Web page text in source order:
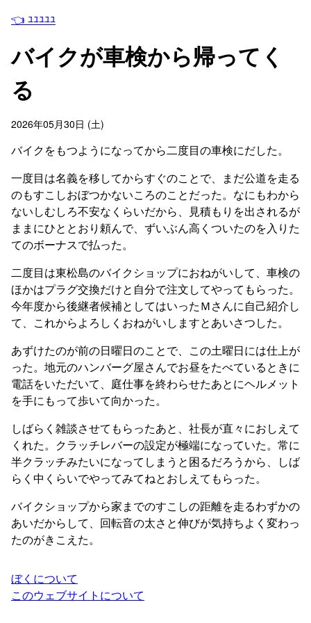
👈 ﾕﾕﾕﾕﾕ
バイクが車検から帰ってく
る
2026年05月30日 (土)
バイクをもつようになってから二度目の車検にだした。
一度目は名義を移してからすぐのことで、まだ公道を走る
のもすこしおぼつかないころのことだった。なにもわから
ないしむしろ不安なくらいだから、見積もりを出されるが
ままにひととおり頼んで、ずいぶん高くついたのを入りた
てのボーナスで払った。
二度目は東松島のバイクショップにおねがいして、車検の
ほかはプラグ交換だけと自分で注文してやってもらった。
今年度から後継者候補としてはいったＭさんに自己紹介し
て、これからよろしくおねがいしますとあいさつした。
あずけたのが前の日曜日のことで、この土曜日には仕上が
った。地元のハンバーグ屋さんでお昼をたべているときに
電話をいただいて、庭仕事を終わらせたあとにヘルメット
を手にもって歩いて向かった。
しばらく雑談させてもらったあと、社長が直々におしえて
くれた。クラッチレバーの設定が極端になっていた。常に
半クラッチみたいになってしまうと困るだろうから、しば
らく中くらいでやってみてねとおしえてもらった。
バイクショップから家までのすこしの距離を走るわずかの
あいだからして、回転音の太さと伸びが気持ちよく変わっ
たのがきこえた。
ぼくについて
このウェブサイトについて